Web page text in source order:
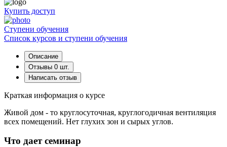
Купить доступ
Cтупени обучения
Список курсов и ступени обучения
Описание
Отзывы 0 шт.
Написать отзыв
Краткая информация о курсе
Живой дом - то круглосуточная, круглогодичная вентиляция
всех помещений. Нет глухих зон и сырых углов.
Что дает семинар